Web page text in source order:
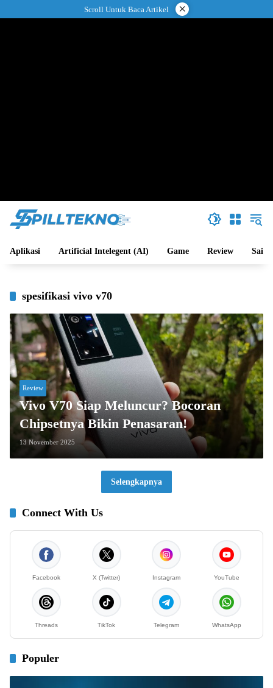
ke
Scroll Untuk Baca Artikel ×
Aplikasi Artificial Intelegent (AI) Game Review Sains
spesifikasi vivo v70
Review
Vivo V70 Siap Meluncur? Bocoran
Chipsetnya Bikin Penasaran!
13 November 2025
Selengkapnya
Connect With Us
Facebook X (Twitter) Instagram YouTube
Threads TikTok Telegram WhatsApp
Populer